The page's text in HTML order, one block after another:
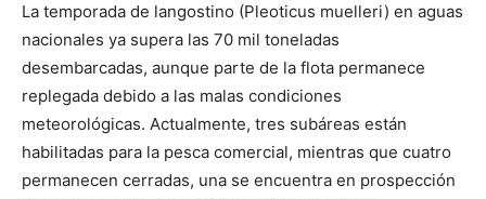
La temporada de langostino (Pleoticus muelleri) en aguas
nacionales ya supera las 70 mil toneladas
desembarcadas, aunque parte de la flota permanece
replegada debido a las malas condiciones
meteorológicas. Actualmente, tres subáreas están
habilitadas para la pesca comercial, mientras que cuatro
permanecen cerradas, una se encuentra en prospección